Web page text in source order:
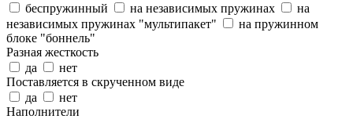
беспружинный
на независимых пружинах
на
независимых пружинах "мультипакет"
на пружинном
блоке "боннель"
Разная жесткость
да
нет
Поставляется в скрученном виде
да
нет
Наполнители